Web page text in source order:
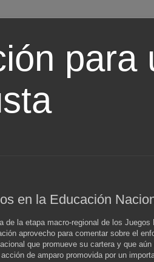
para
en la Educación
de la etapa macro-regional de los Juegos
aprovecho para comentar sobre el
que promueve su cartera y que
de amparo promovida por un